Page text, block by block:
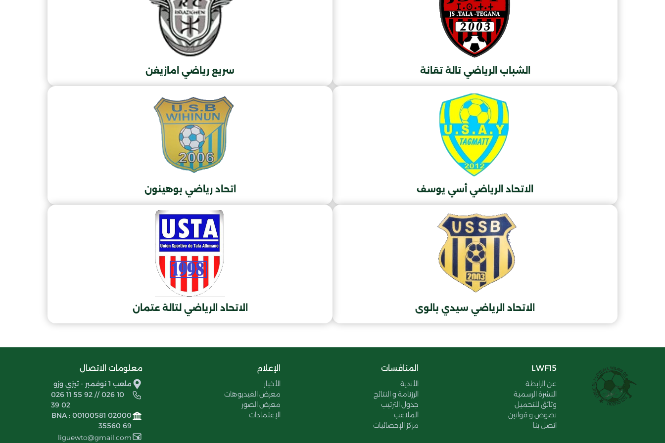
الشباب الرياضي تالة تقانة سريع رياضي امازيغن
الاتحاد الرياضي أسي يوسف اتحاد رياضي بوهينون
الاتحاد الرياضي سيدي بالوى الاتحاد الرياضي لتالة عتمان
LWF15
عن الرابطة
النشرة الرسمية
وثائق للتحميل
نصوص و قوانين
اتصل بنا
المنافسات
الأندية
الرزنامة و النتائج
جدول الترتيب
الملاعب
مركز الإحصائيات
الإعلام
الأخبار
معرض الفيديوهات
معرض الصور
الإعتمادات
معلومات الاتصال
ملعب 1 نوفمبر - تيزي وزو
026 11 55 92 // 026 10
39 02
BNA : 00100581 02000
35560 69
liguewto@gmail.com